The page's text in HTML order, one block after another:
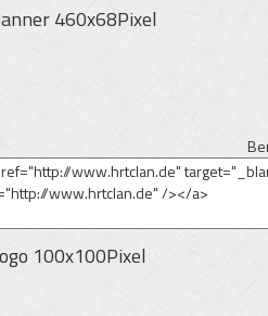
460x68Pixel
100x100Pixel